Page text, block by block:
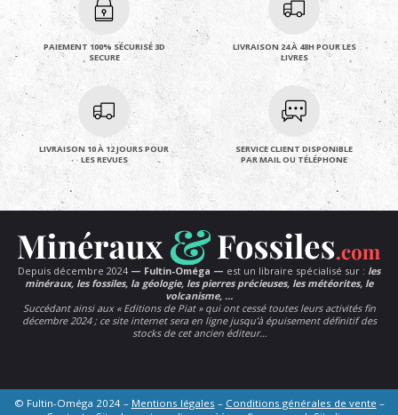
PAIEMENT 100% SÉCURISÉ 3D
SECURE
LIVRAISON 24 À 48H POUR LES
LIVRES
LIVRAISON 10 À 12 JOURS POUR
LES REVUES
SERVICE CLIENT DISPONIBLE
PAR MAIL OU TÉLÉPHONE
Depuis décembre 2024 — Fultin-Oméga — est un libraire spécialisé sur : les
minéraux, les fossiles, la géologie, les pierres précieuses, les météorites, le
volcanisme, …
Succédant ainsi aux « Editions de Piat » qui ont cessé toutes leurs activités fin
décembre 2024 ; ce site internet sera en ligne jusqu’à épuisement définitif des
stocks de cet ancien éditeur…
© Fultin-Oméga 2024 – Mentions légales – Conditions générales de vente –